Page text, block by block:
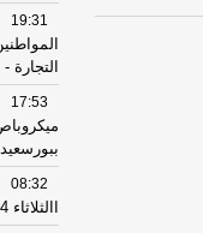
19:31
التجارة -
17:53
ببورسعيد
08:32
االثلاثاء 04-08-2026